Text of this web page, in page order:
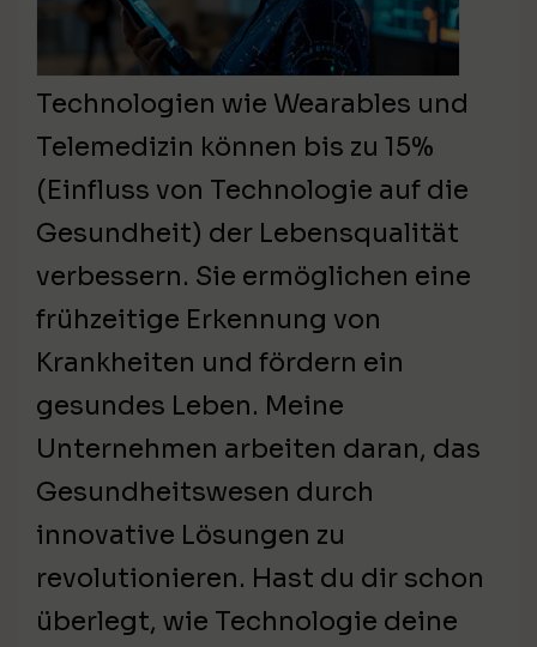
Technologien wie Wearables und
Telemedizin können bis zu 15%
(Einfluss von Technologie auf die
Gesundheit) der Lebensqualität
verbessern. Sie ermöglichen eine
frühzeitige Erkennung von
Krankheiten und fördern ein
gesundes Leben. Meine
Unternehmen arbeiten daran, das
Gesundheitswesen durch
innovative Lösungen zu
revolutionieren. Hast du dir schon
überlegt, wie Technologie deine